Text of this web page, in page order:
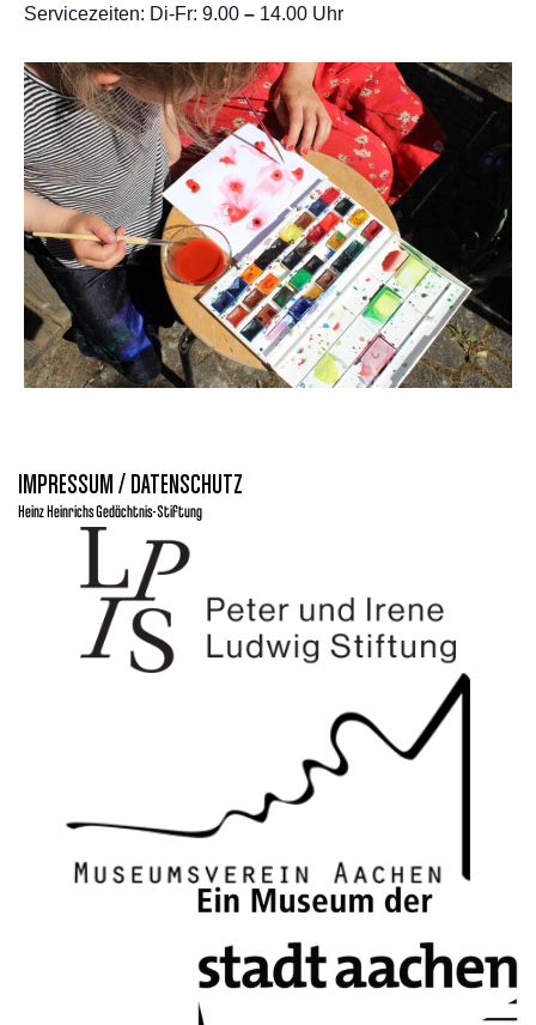
Servicezeiten: Di-Fr: 9.00 – 14.00 Uhr
IMPRESSUM / DATENSCHUTZ
Heinz Heinrichs Gedächtnis-Stiftung